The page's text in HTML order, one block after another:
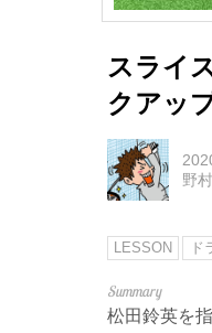
スライ
クアッ
野
LESSON ド
松田鈴英を